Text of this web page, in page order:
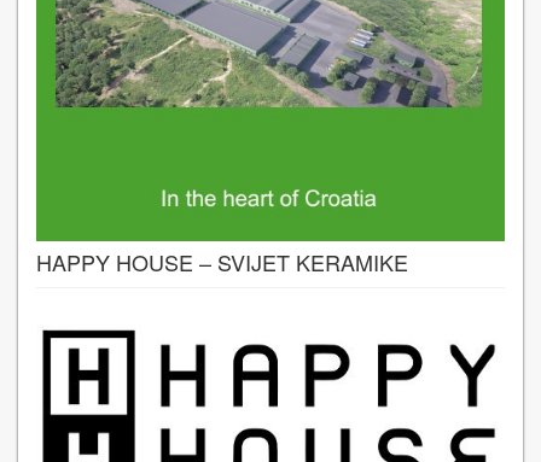
HAPPY HOUSE – SVIJET KERAMIKE